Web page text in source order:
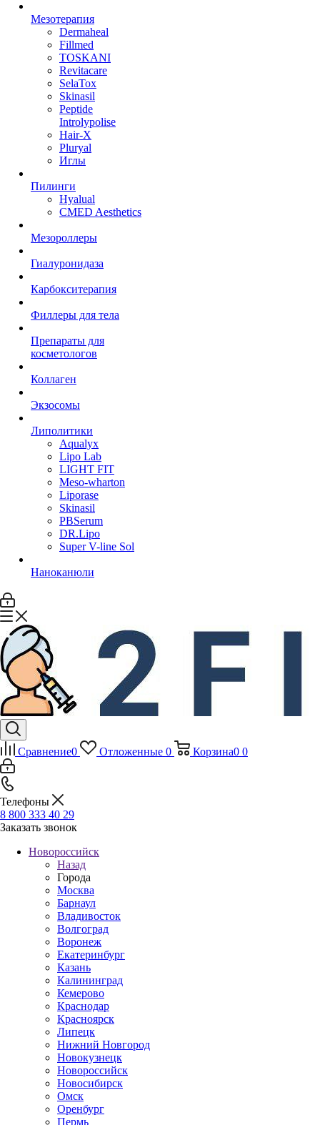
Мезотерапия
Dermaheal
Fillmed
TOSKANI
Revitacare
SelaTox
Skinasil
Peptide
Introlypolise
Hair-X
Pluryal
Иглы
Пилинги
Hyalual
CMED Aesthetics
Мезороллеры
Гиалуронидаза
Карбокситерапия
Филлеры для тела
Препараты для
косметологов
Коллаген
Экзосомы
Липолитики
Aqualyx
Lipo Lab
LIGHT FIT
Meso-wharton
Liporase
Skinasil
PBSerum
DR.Lipo
Super V-line Sol
Наноканюли
Сравнение0 Отложенные 0 Корзина0 0
Телефоны
8 800 333 40 29
Заказать звонок
Новороссийск
Назад
Города
Москва
Барнаул
Владивосток
Волгоград
Воронеж
Екатеринбург
Казань
Калининград
Кемерово
Краснодар
Красноярск
Липецк
Нижний Новгород
Новокузнецк
Новороссийск
Новосибирск
Омск
Оренбург
Пермь